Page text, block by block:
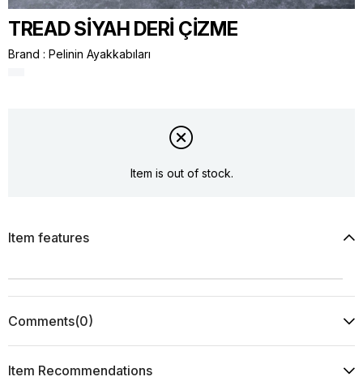
TREAD SİYAH DERİ ÇİZME
Brand : Pelinin Ayakkabıları
Item is out of stock.
Item features
Comments(0)
Item Recommendations